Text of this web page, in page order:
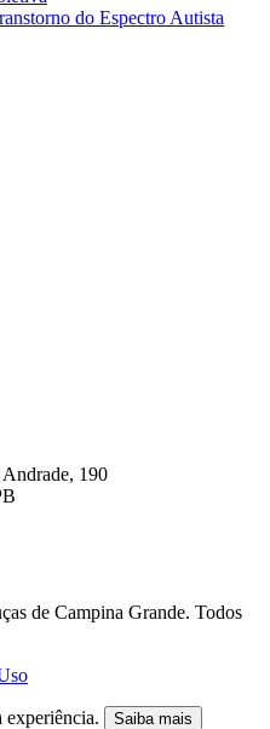
do Espectro Autista
190
de Campina Grande. Todos
experiência. Saiba mais